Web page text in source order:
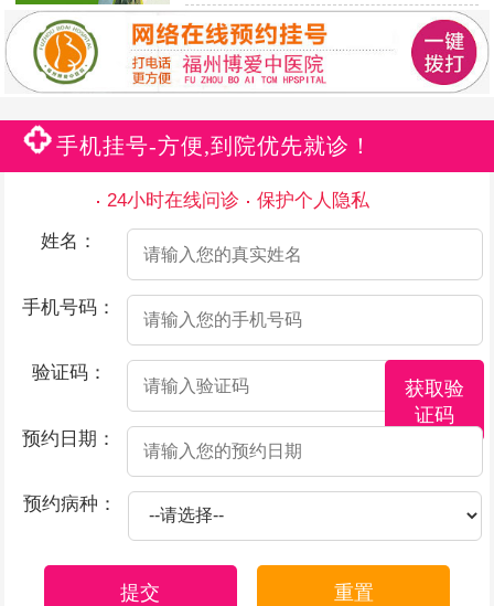
手机挂号-方便,到院优先就诊！
24小时在线问诊
保护个人隐私
姓名：
手机号码：
验证码：
获取验
证码
预约日期：
预约病种：
提交 重置